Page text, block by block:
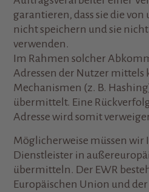
garantieren, dass sie die
nicht speichern und sie
verwenden.
Im Rahmen solcher
Adressen der Nutzer
Mechanismen (z. B.
übermittelt. Eine
Adresse wird somit
Möglicherweise müssen wir
Dienstleister in
übermitteln. Der EWR
Europäischen Union und